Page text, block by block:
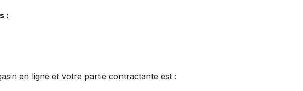
:
en ligne et votre partie contractante est :